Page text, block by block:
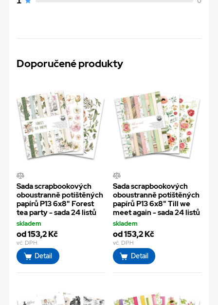
Doporučené produkty
Sada scrapbookových
oboustranně potištěných
papírů P13 6x8" Forest
tea party - sada 24 listů
skladem
od 153,2 Kč
vč. DPH
Detail
Sada scrapbookových
oboustranně potištěných
papírů P13 6x8" Till we
meet again - sada 24 listů
skladem
od 153,2 Kč
vč. DPH
Detail